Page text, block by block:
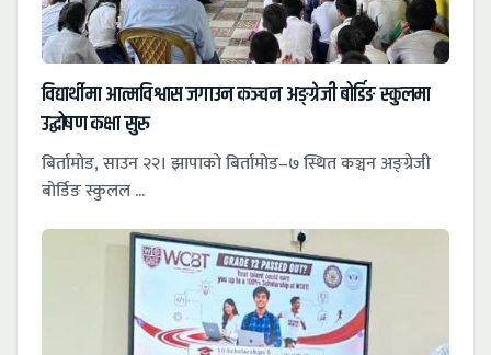
विद्यार्थीमा आत्मविश्वास जगाउन कञ्चन अङ्ग्रेजी बोर्डिङ स्कुलमा
उद्घोषण कक्षा सुरु
बिर्तामोड, साउन २२। झापाको बिर्तामोड–७ स्थित कञ्चन अङ्ग्रेजी
बोर्डिङ स्कुलल ...